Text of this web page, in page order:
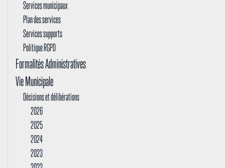
Services municipaux
Plan des services
Services supports
Politique RGPD
Formalités Administratives
Vie Municipale
Décisions et délibérations
2026
2025
2024
2023